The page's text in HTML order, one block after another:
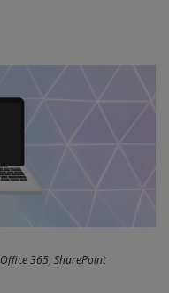
Office 365, SharePoint